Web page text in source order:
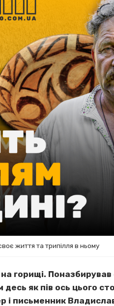
життя та трипілля в ньому
горищі. Поназбирував
як пів ось цього
і письменник